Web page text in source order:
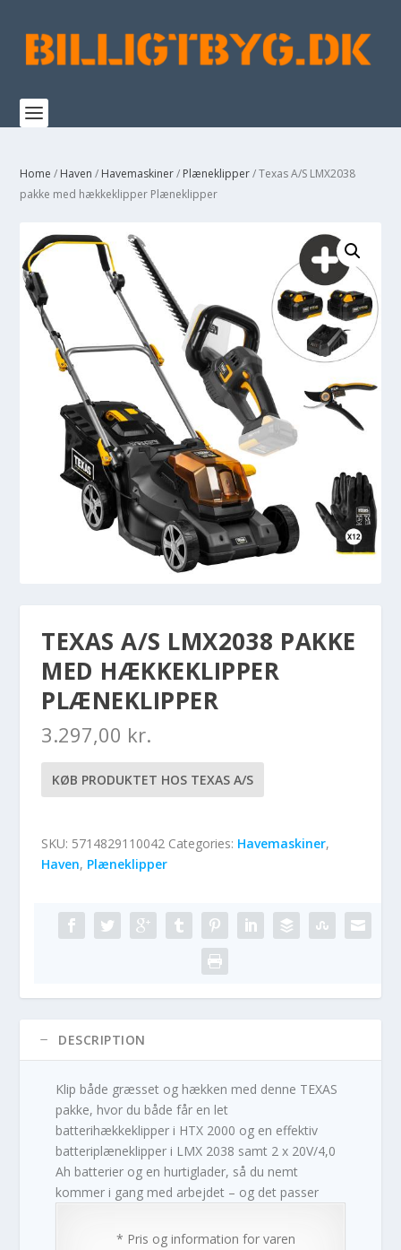
Home / Haven / Havemaskiner/ Plæneklipper/ Texas A/S LMX2038
pakke med hækkeklipper Plæneklipper
TEXAS A/S LMX2038 PAKKE
MED HÆKKEKLIPPER
PLÆNEKLIPPER
3.297,00 kr.
KØB PRODUKTET HOS TEXAS A/S
SKU: 5714829110042 Categories: Havemaskiner,
Haven, Plæneklipper
DESCRIPTION
Klip både græsset og hækken med denne TEXAS
pakke, hvor du både får en let
batterihækkeklipper i HTX 2000 og en effektiv
batteriplæneklipper i LMX 2038 samt 2 x 20V/4,0
Ah batterier og en hurtiglader, så du nemt
kommer i gang med arbejdet – og det passer
* Pris og information for varen